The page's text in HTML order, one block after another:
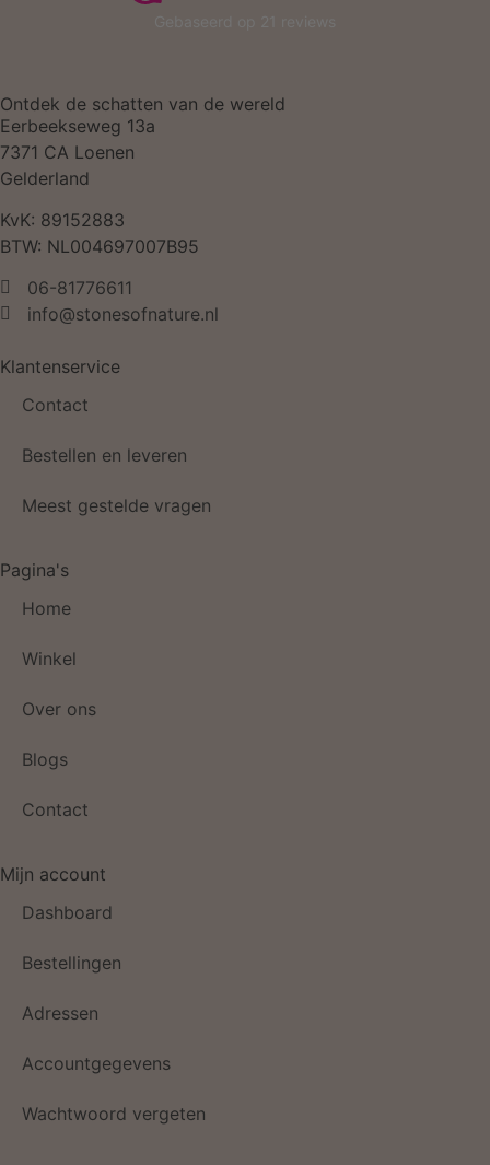
Ontdek de schatten van de wereld
Eerbeekseweg 13a
7371 CA Loenen
Gelderland
KvK: 89152883
BTW: NL004697007B95
06-81776611
info@stonesofnature.nl
Klantenservice
Contact
Bestellen en leveren
Meest gestelde vragen
Pagina's
Home
Winkel
Over ons
Blogs
Contact
Mijn account
Dashboard
Bestellingen
Adressen
Accountgegevens
Wachtwoord vergeten